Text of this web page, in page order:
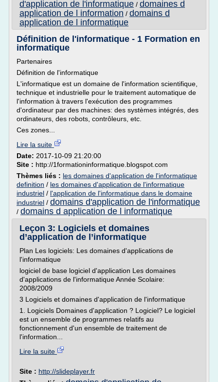
d'application de l'informatique / domaines d
application de l information / domains d
application de l informatique
Définition de l'informatique - 1 Formation en
informatique
Partenaires
Définition de l'informatique
L'informatique est un domaine de l'information scientifique,
technique et industrielle pour le traitement automatique de
l'information à travers l'exécution des programmes
d'ordinateur par des machines: des systèmes intégrés, des
ordinateurs, des robots, contrôleurs, etc.
Ces zones...
Lire la suite
Date: 2017-10-09 21:20:00
Site : http://1formationinformatique.blogspot.com
Thèmes liés : les domaines d'application de l'informatique
definition / les domaines d'application de l'informatique
industriel / l'application de l'informatique dans le domaine
industriel / domains d'application de l'informatique
/ domains d application de l informatique
Leçon 3: Logiciels et domaines
d’application de l’informatique
Plan Les logiciels: Les domaines d'applications de
l'informatique
logiciel de base logiciel d'application Les domaines
d'applications de l'informatique Année Scolaire:
2008/2009
3 Logiciels et domaines d'application de l'informatique
1. Logiciels Domaines d'application ? Logiciel? Le logiciel
est un ensemble de programmes relatifs au
fonctionnement d'un ensemble de traitement de
l'information...
Lire la suite
Site : http://slideplayer.fr